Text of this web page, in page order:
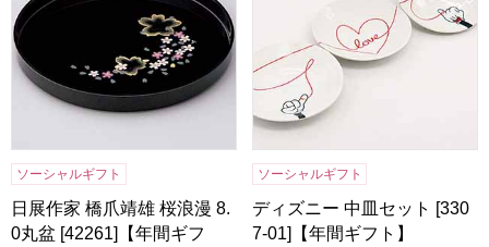
ソーシャルギフト
日展作家 橋爪靖雄 桜浪漫 8.
0丸盆 [42261]【年間ギフ
ソーシャルギフト
ディズニー 中皿セット [330
7-01]【年間ギフト】